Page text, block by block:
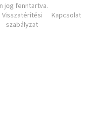
jog fenntartva.
Visszatérítési
szabályzat
Kapcsolat